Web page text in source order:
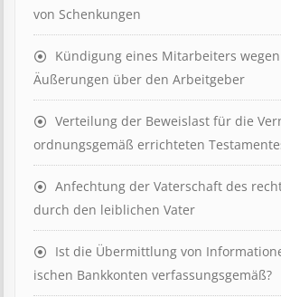
von Schenk­ung­en
Kündigung eines Mit­ar­beit­ers
Äuß­er­ung­en über den Ar­beit­geber
Ver­teil­ung der Be­weis­last für die
ord­nungs­ge­mäß er­richt­et­en
Anfechtung der Vaterschaft des
durch den leiblichen Vater
Ist die Über­mitt­lung von
isch­en Bank­kont­en ver­fass­ungs­ge­mäß?